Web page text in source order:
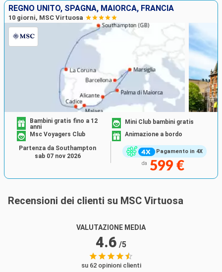
REGNO UNITO, SPAGNA, MAIORCA, FRANCIA
10 giorni, MSC Virtuosa
Pagamento in 4X
Bambini gratis fino a 12
anni
Mini Club bambini gratis
Msc Voyagers Club
Animazione a bordo
da 599 €
Partenza da Southampton
sab 07 nov 2026
Recensioni dei clienti su MSC Virtuosa
VALUTAZIONE MEDIA
4.6 /5
su 62 opinioni clienti